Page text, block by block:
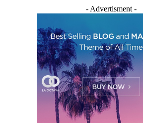
- Advertisment -